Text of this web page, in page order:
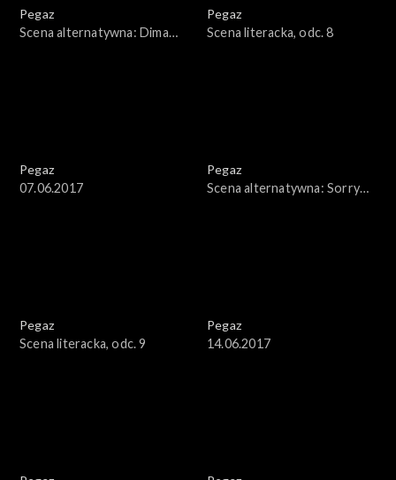
Pegaz
Scena alternatywna: Dima
Pegaz
Scena literacka, odc. 8
Pegaz
07.06.2017
Pegaz
Scena alternatywna: Sorry
Pegaz
Scena literacka, odc. 9
Pegaz
14.06.2017